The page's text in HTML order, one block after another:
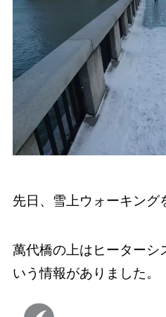
先日、雪上ウォーキング
萬代橋の上はヒーターシ
いう情報がありました。